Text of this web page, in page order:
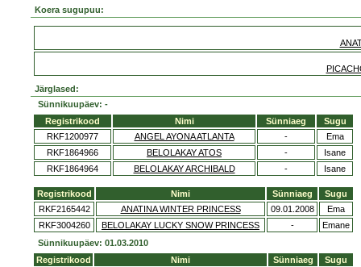
Koera sugupuu:
Järglased:
Sünnikuupäev: -
Registrikood
Nimi Sünniaeg
Sugu
RKF1200977
ANGEL AYONA ATLANTA -
Ema
RKF1864966
BELOLAKAY ATOS -
Isane
RKF1864964
BELOLAKAY ARCHIBALD - Isane
Registrikood Nimi Sünniaeg
Sugu
RKF2165442
ANATINA WINTER PRINCESS 09.01.2008
Ema
RKF3004260
BELOLAKAY LUCKY SNOW PRINCESS -
Emane
Sünnikuupäev: 01.03.2010
Registrikood
Nimi Sünniaeg
Sugu